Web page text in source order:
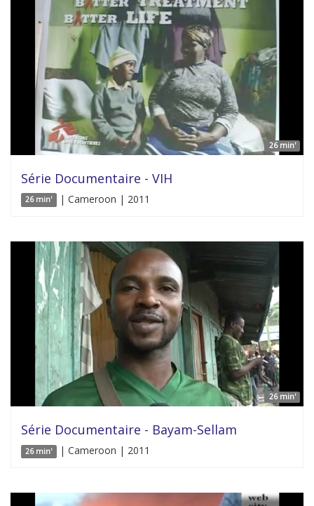
26 min'
Série Documentaire - VIH
26 min' | Cameroon | 2011
26 min'
Série Documentaire - Bayam-Sellam
26 min' | Cameroon | 2011